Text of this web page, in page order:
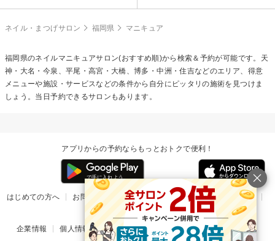
ネイル・まつげサロン 福岡県 マニキュア
福岡県のネイルマニキュアサロン(おすすめ順)から検索＆予約が可能です。天
神・大名・今泉、平尾・高宮・大橋、博多・中洲・住吉などのエリア、得意
メニューや施設・サービスなどの条件から自分にピッタリの施術を見つけま
しょう。当日予約できるサロンもあります。
アプリからの予約ならもっとおトクで便利！
はじめての方へ お問い合わせ ヘルプ リリース情報
利用規約
掲載ご希望のサロン様
企業情報 個人情報保護方針 楽天のサービス一覧 アプリ一覧